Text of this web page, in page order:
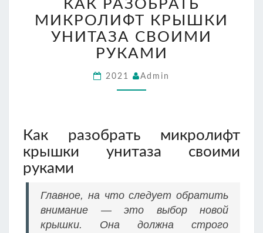
РАЗОБРАТЬ
МИКРОЛИФТ
КРЫШКИ
УНИТАЗА
СВОИМИ
КАК РАЗОБРАТЬ
МИКРОЛИФТ КРЫШКИ
УНИТАЗА СВОИМИ
РУКАМИ
2021 Admin
Как разобрать микролифт
крышки унитаза своими
руками
Главное, на что следует обратить
внимание — это выбор новой
крышки. Она должна строго